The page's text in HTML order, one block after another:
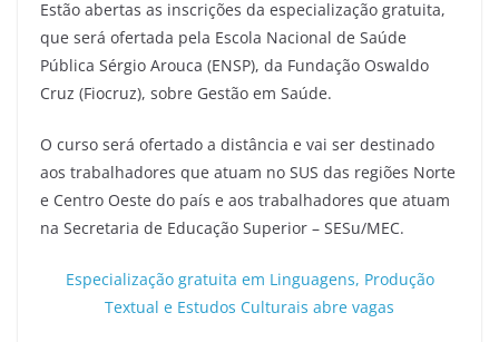
Estão abertas as inscrições da especialização gratuita,
que será ofertada pela Escola Nacional de Saúde
Pública Sérgio Arouca (ENSP), da Fundação Oswaldo
Cruz (Fiocruz), sobre Gestão em Saúde.
O curso será ofertado a distância e vai ser destinado
aos trabalhadores que atuam no SUS das regiões Norte
e Centro Oeste do país e aos trabalhadores que atuam
na Secretaria de Educação Superior – SESu/MEC.
Especialização gratuita em Linguagens, Produção
Textual e Estudos Culturais abre vagas